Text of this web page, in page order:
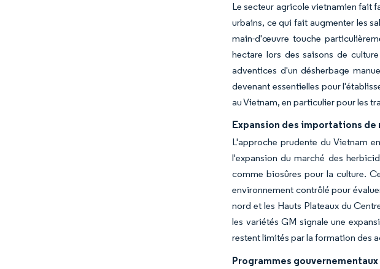
Le secteur agricole vietnamien fait
urbains, ce qui fait augmenter les
main-d'œuvre touche
hectare lors des saisons de
adventices d'un désherbage
devenant essentielles pour
au Vietnam, en particulier pour les
Expansion des importations de
L'approche prudente du Vietnam
l'expansion du marché des
comme biosûres pour la culture.
environnement contrôlé pour
nord et les Hauts Plateaux du
les variétés GM signale une
restent limités par la formation des
Programmes